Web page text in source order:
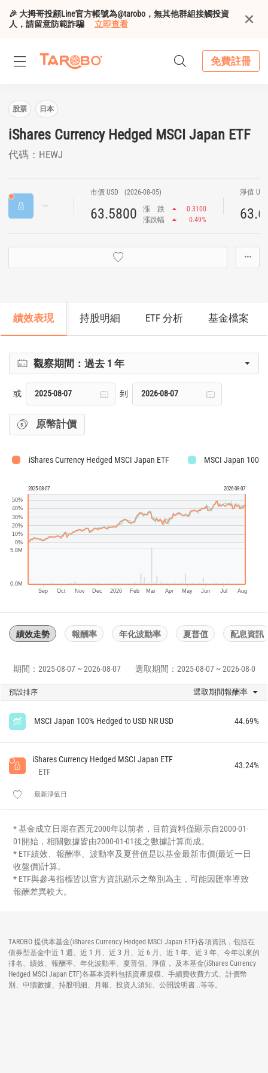
🎉 大拇哥投顧Line官方帳號為@tarobo，無其他群組接觸投資
人，請留意防範詐騙
立即查看
免費註冊
股票 日本
iShares Currency Hedged MSCI Japan ETF
代碼：HEWJ
市價 USD (2026-08-05)
63.5800 漲 跌
0.3100
漲跌幅
0.49%
淨值
···
績效表現 持股明細 ETF 分析 基金檔案
觀察期間：過去 1 年
或 到
原幣計價
iShares Currency Hedged MSCI Japan ETF MSCI Japan 100%
2025-08-07 2026-08-07
Sep Oct Nov Dec 2026 Feb Mar Apr May Jun Jul Aug
0.0M
5.8M
0%
10%
20%
30%
40%
50%
績效走勢 報酬率 年化波動率 夏普值 配息資訊
期間：2025-08-07 ~ 2026-08-07 選取期間：2025-08-07 ~ 2026-08-07
預設排序 選取期間報酬率
MSCI Japan 100% Hedged to USD NR USD 44.69%
iShares Currency Hedged MSCI Japan ETF
ETF
43.24%
最新淨值日
* 基金成立日期在西元2000年以前者，目前資料僅顯示自2000-01-
01開始，相關數據皆由2000-01-01後之數據計算而成。
* ETF績效、報酬率、波動率及夏普值是以基金最新市價(最近一日
收盤價)計算。
* ETF與參考指標皆以官方資訊顯示之幣別為主，可能因匯率導致
報酬差異較大。
TAROBO 提供本基金(iShares Currency Hedged MSCI Japan ETF)各項資訊，包括在
債券型基金中近 1 週、近 1 月、近 3 月、近 6 月、近 1 年、近 3 年、今年以來的
排名、績效、報酬率、年化波動率、夏普值、淨值， 及本基金(iShares Currency
Hedged MSCI Japan ETF)各基本資料包括資產規模、手續費收費方式、計價幣
別、申贖數據、持股明細、月報、投資人須知、公開說明書...等等。